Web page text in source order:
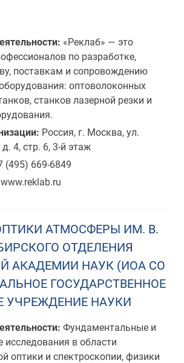
«Реклаб» — это
по разработке,
поставкам и сопровождению
оптоволоконных
станков лазерной резки и
Россия, г. Москва, ул.
4, стр. 6, 3-й этаж
(495) 669-6849
АТМОСФЕРЫ ИМ. В.
ОТДЕЛЕНИЯ
АКАДЕМИИ НАУК (ИОА СО
ГОСУДАРСТВЕННОЕ
УЧРЕЖДЕНИЕ НАУКИ
Фундаментальные и
исследования в области
оптики и спектроскопии, физики